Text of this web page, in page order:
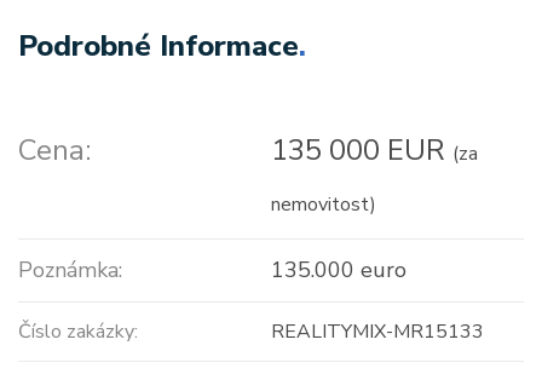
Podrobné Informace.
Cena: 135 000 EUR (za
nemovitost)
Poznámka: 135.000 euro
Číslo zakázky: REALITYMIX-MR15133